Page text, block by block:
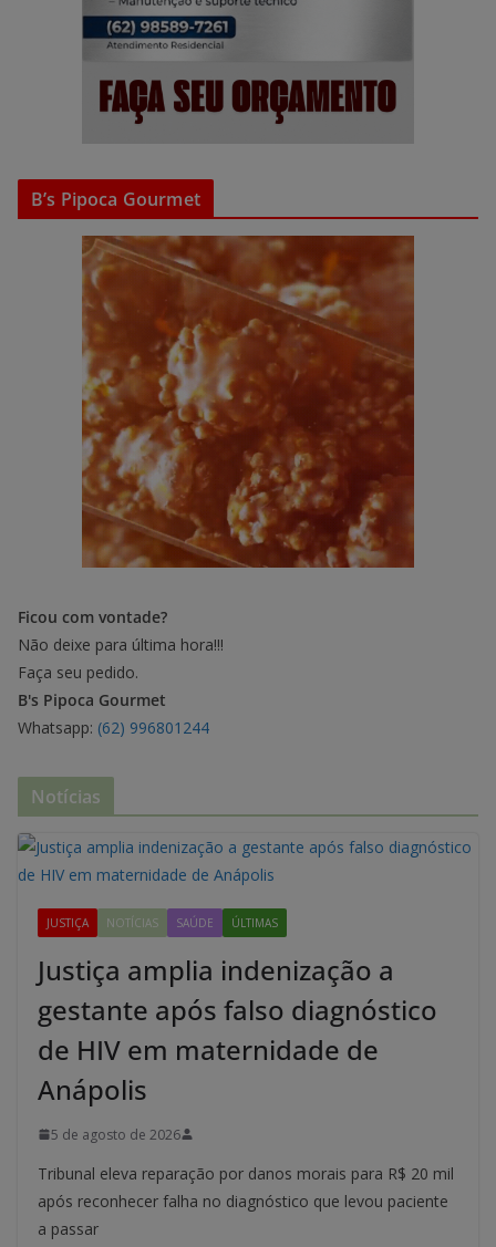
B’s Pipoca Gourmet
Ficou com vontade?
Não deixe para última hora!!!
Faça seu pedido.
B's Pipoca Gourmet
Whatsapp: (62) 996801244
Notícias
JUSTIÇA NOTÍCIAS SAÚDE ÚLTIMAS
Justiça amplia indenização a
gestante após falso diagnóstico
de HIV em maternidade de
Anápolis
5 de agosto de 2026
Tribunal eleva reparação por danos morais para R$ 20 mil
após reconhecer falha no diagnóstico que levou paciente
a passar